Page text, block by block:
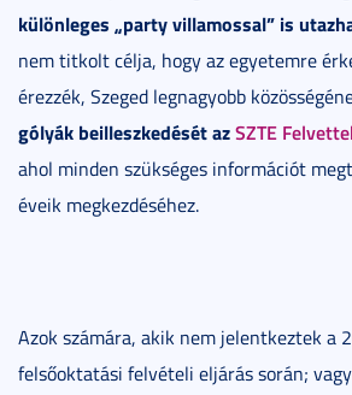
különleges „party villamossal” is
nem titkolt célja, hogy az egyetemre
érezzék, Szeged legnagyobb
gólyák beilleszkedését azSZTE
ahol minden szükséges információt
éveik megkezdéséhez.
Azok számára, akik nem jelentkeztek a
felsőoktatási felvételi eljárás során;